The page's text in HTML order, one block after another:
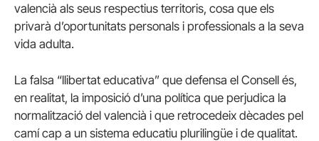
valencià als seus respectius territoris, cosa que els
privarà d’oportunitats personals i professionals a la seva
vida adulta.
La falsa “llibertat educativa” que defensa el Consell és,
en realitat, la imposició d’una política que perjudica la
normalització del valencià i que retrocedeix dècades pel
camí cap a un sistema educatiu plurilingüe i de qualitat.